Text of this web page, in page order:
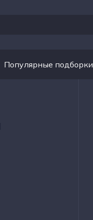
Популярные подборки